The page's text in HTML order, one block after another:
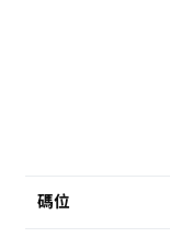
碼位